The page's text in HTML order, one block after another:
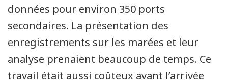
données pour environ 350 ports
secondaires. La présentation des
enregistrements sur les marées et leur
analyse prenaient beaucoup de temps. Ce
travail était aussi coûteux avant l’arrivée